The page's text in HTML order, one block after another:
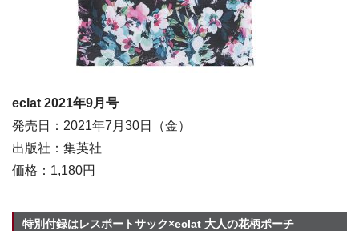
eclat 2021年9月号
発売日：2021年7月30日（金）
出版社：集英社
価格：1,180円
特別付録はレスポートサック×eclat 大人の花柄ポーチ